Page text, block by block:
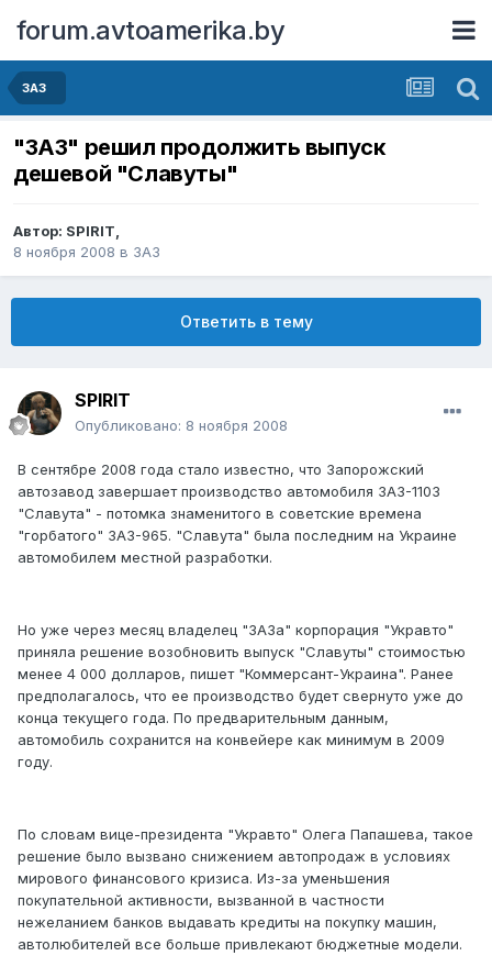
forum.avtoamerika.by
ЗАЗ
"ЗАЗ" решил продолжить выпуск
дешевой "Славуты"
Автор: SPIRIT,
8 ноября 2008 в ЗАЗ
Ответить в тему
SPIRIT
Опубликовано: 8 ноября 2008
В сентябре 2008 года стало известно, что Запорожский
автозавод завершает производство автомобиля ЗАЗ-1103
"Славута" - потомка знаменитого в советские времена
"горбатого" ЗАЗ-965. "Славута" была последним на Украине
автомобилем местной разработки.
Но уже через месяц владелец "ЗАЗа" корпорация "Укравто"
приняла решение возобновить выпуск "Славуты" стоимостью
менее 4 000 долларов, пишет "Коммерсант-Украина". Ранее
предполагалось, что ее производство будет свернуто уже до
конца текущего года. По предварительным данным,
автомобиль сохранится на конвейере как минимум в 2009
году.
По словам вице-президента "Укравто" Олега Папашева, такое
решение было вызвано снижением автопродаж в условиях
мирового финансового кризиса. Из-за уменьшения
покупательной активности, вызванной в частности
нежеланием банков выдавать кредиты на покупку машин,
автолюбителей все больше привлекают бюджетные модели.